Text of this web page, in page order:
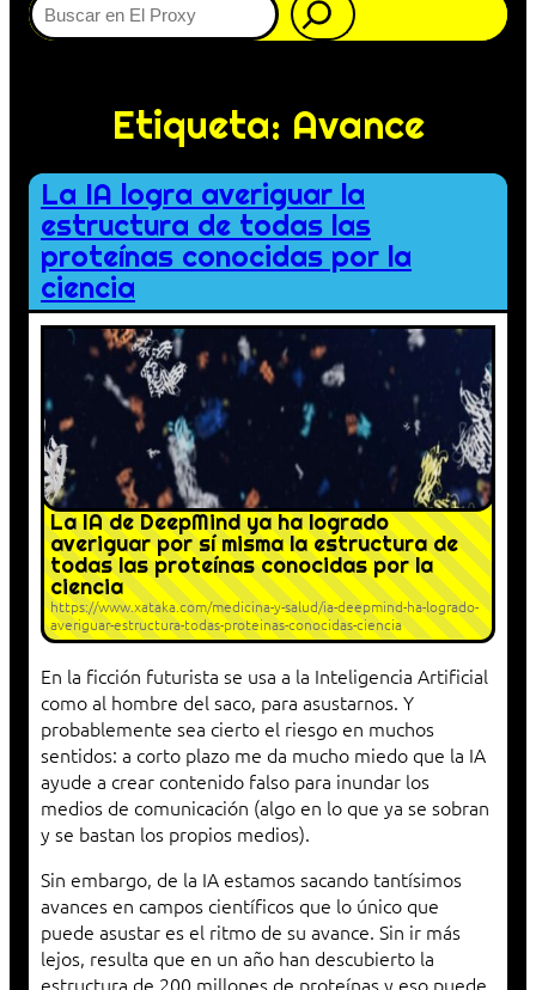
Etiqueta: Avance
La IA logra averiguar la
estructura de todas las
proteínas conocidas por la
ciencia
La IA de DeepMind ya ha logrado
averiguar por sí misma la estructura de
todas las proteínas conocidas por la
ciencia
https://www.xataka.com/medicina-y-salud/ia-deepmind-ha-logrado-
averiguar-estructura-todas-proteinas-conocidas-ciencia
En la ficción futurista se usa a la Inteligencia Artificial
como al hombre del saco, para asustarnos. Y
probablemente sea cierto el riesgo en muchos
sentidos: a corto plazo me da mucho miedo que la IA
ayude a crear contenido falso para inundar los
medios de comunicación (algo en lo que ya se sobran
y se bastan los propios medios).
Sin embargo, de la IA estamos sacando tantísimos
avances en campos científicos que lo único que
puede asustar es el ritmo de su avance. Sin ir más
lejos, resulta que en un año han descubierto la
estructura de 200 millones de proteínas y eso puede